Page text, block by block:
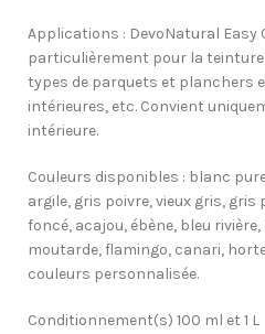
Applications : DevoNatural Easy
particulièrement pour la
types de parquets et planchers
intérieures, etc. Convient
intérieure.
Couleurs disponibles : blanc
argile, gris poivre, vieux gris,
foncé, acajou, ébène, bleu
moutarde, flamingo, canari,
couleurs personnalisée.
Conditionnement(s) 100 ml et 1 L